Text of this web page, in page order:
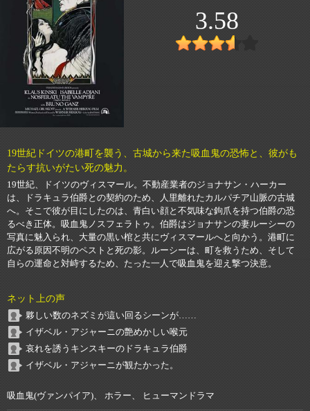
3.58
19世紀ドイツの港町を襲う、古城から来た吸血鬼の恐怖と、彼がも
たらす抗いがたい死の魅力。
19世紀、ドイツのヴィスマール。不動産業者のジョナサン・ハーカー
は、ドラキュラ伯爵との契約のため、人里離れたカルパチア山脈の古城
へ。そこで彼が目にしたのは、青白い顔と不気味な鉤爪を持つ伯爵の恐
るべき正体。吸血鬼ノスフェラトゥ。伯爵はジョナサンの妻ルーシーの
写真に魅入られ、大量の黒い棺と共にヴィスマールへと向かう。港町に
広がる原因不明のペストと死の影。ルーシーは、町を救うため、そして
自らの運命と対峙するため、たった一人で吸血鬼を迎え撃つ決意。
ネット上の声
夥しい数のネズミが這い回るシーンが……
イザベル・アジャーニの艶めかしい喉元
哀れを誘うキンスキーのドラキュラ伯爵
イザベル・アジャーニが観たかった。
吸血鬼(ヴァンパイア)、 ホラー、 ヒューマンドラマ